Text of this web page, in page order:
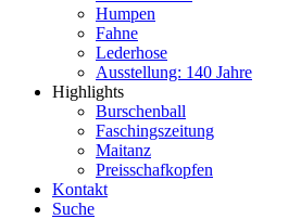
Humpen
Fahne
Lederhose
Ausstellung: 140 Jahre
Highlights
Burschenball
Faschingszeitung
Maitanz
Preisschafkopfen
Kontakt
Suche